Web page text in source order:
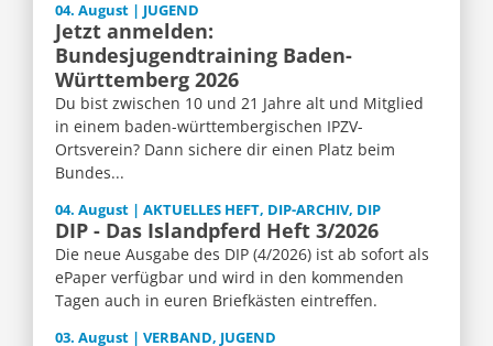
04. August | JUGEND
Jetzt anmelden:
Bundesjugendtraining Baden-
Württemberg 2026
Du bist zwischen 10 und 21 Jahre alt und Mitglied
in einem baden-württembergischen IPZV-
Ortsverein? Dann sichere dir einen Platz beim
Bundes...
04. August | AKTUELLES HEFT, DIP-ARCHIV, DIP
DIP - Das Islandpferd Heft 3/2026
Die neue Ausgabe des DIP (4/2026) ist ab sofort als
ePaper verfügbar und wird in den kommenden
Tagen auch in euren Briefkästen eintreffen.
03. August | VERBAND, JUGEND